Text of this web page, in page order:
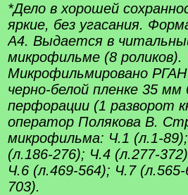
*Дело в хорошей
яркие, без угасания.
А4. Выдается в
микрофильме (8 роликов).
Микрофильмировано
черно-белой пленке 35 мм
перфорации (1 разворот
оператор Полякова В.
микрофильма: Ч.1 (л.1-
(л.186-276); Ч.4 (л.277-
Ч.6 (л.469-564); Ч.7
703).